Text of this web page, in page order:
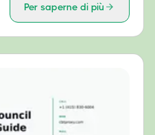
Per saperne di più